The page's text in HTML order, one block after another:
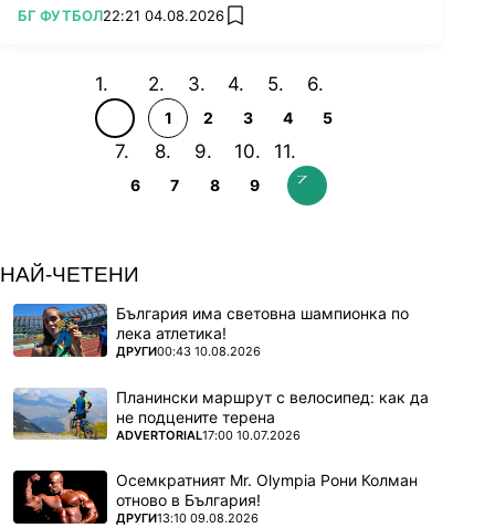
ПОВЕЧЕ ОТ
БГ ФУТБОЛ22:21 04.08.2026 add favorites
1 2 3 4 5
6 7 8 9
НАЙ-ЧЕТЕНИ
България има световна шампионка по
лека атлетика!
ПОВЕЧЕ ОТ
ДРУГИ00:43 10.08.2026
Планински маршрут с велосипед: как да
не подцените терена
ПОВЕЧЕ ОТ
ADVERTORIAL17:00 10.07.2026
Осемкратният Mr. Olympia Рони Колман
отново в България!
ПОВЕЧЕ ОТ
ДРУГИ13:10 09.08.2026